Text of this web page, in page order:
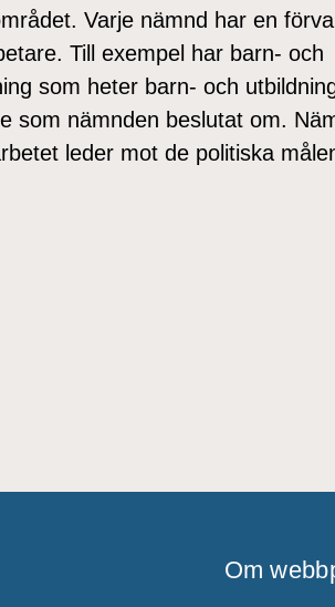
Varje nämnd har en
Till exempel har barn- och
som heter barn- och
som nämnden beslutat om.
leder mot de politiska
Om